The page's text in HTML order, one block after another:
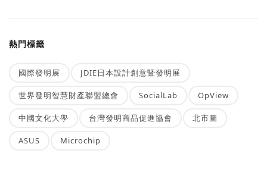
熱門標籤
國際發明展 JDIE日本設計創意暨發明展
世界發明智慧財產聯盟總會 SocialLab OpView
中國文化大學 台灣發明商品促進協會 北市圖
ASUS Microchip